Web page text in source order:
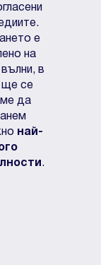
е
на
в
ще се
да
най-
.